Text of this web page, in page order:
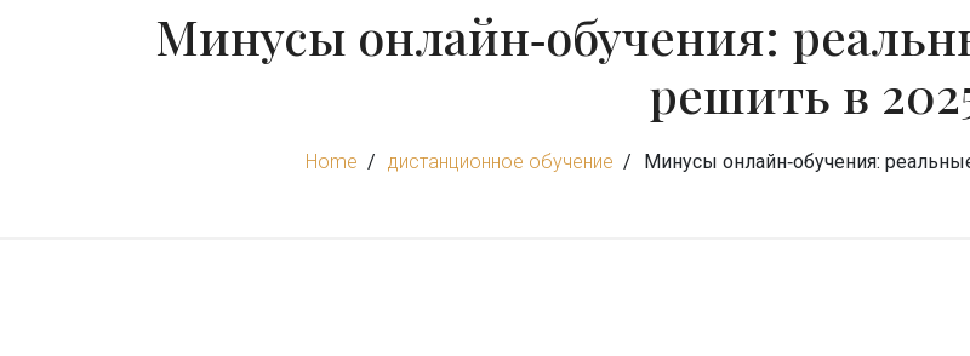
Минусы онлайн‑обучения:
решить в
Home дистанционное обучение Минусы онлайн‑обучения: